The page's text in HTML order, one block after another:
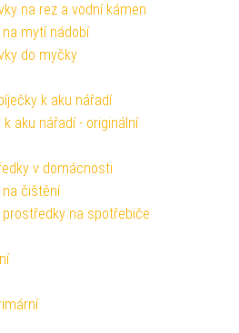
na rez a vodní kámen
na mytí nádobí
do myčky
k aku nářadí
k aku nářadí - originální
v domácnosti
na čištění
prostředky na spotřebiče